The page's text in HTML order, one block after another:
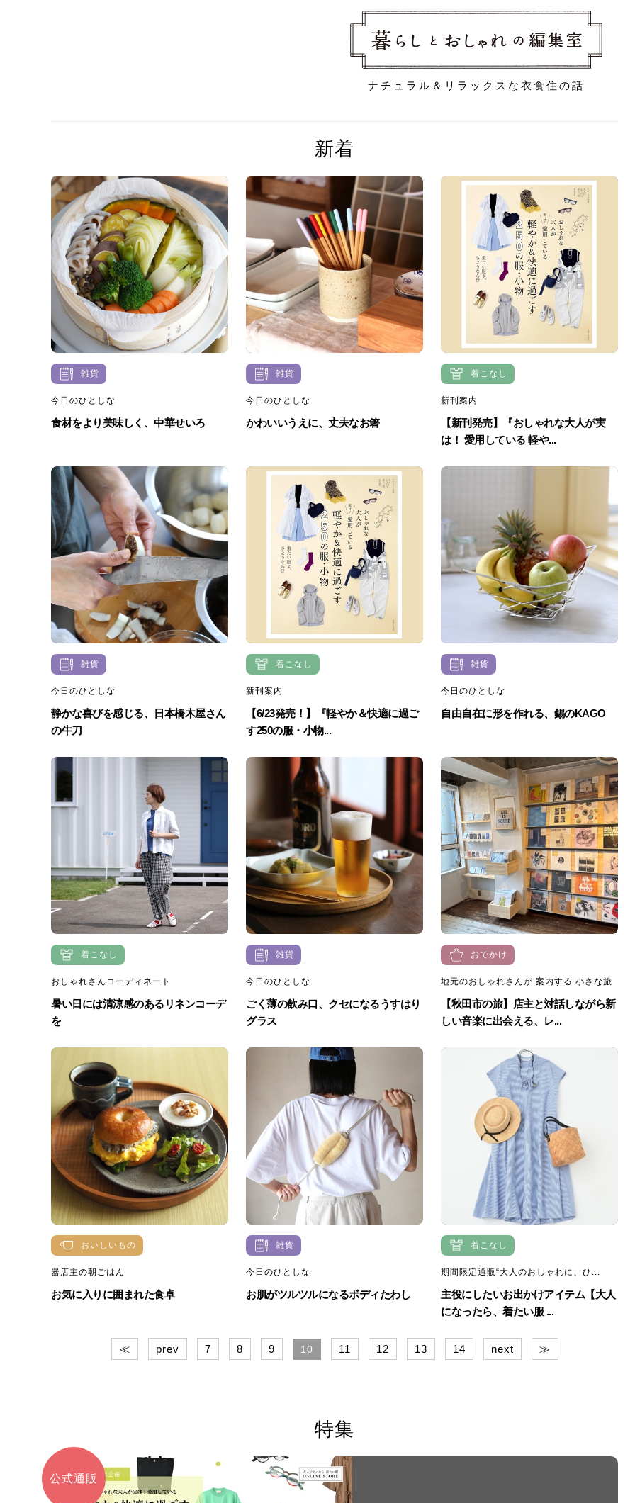
ナチュラル＆リラックスな衣食住の話
新着
雑貨
今日のひとしな
食材をより美味しく、中華せいろ
雑貨
今日のひとしな
かわいいうえに、丈夫なお箸
着こなし
新刊案内
【新刊発売】『おしゃれな大人が実
は！ 愛用している 軽や...
雑貨
今日のひとしな
静かな喜びを感じる、日本橋木屋さん
の牛刀
着こなし
新刊案内
【6/23発売！】『軽やか＆快適に過ご
す250の服・小物...
雑貨
今日のひとしな
自由自在に形を作れる、錫のKAGO
着こなし
おしゃれさんコーディネート
暑い日には清涼感のあるリネンコーデ
を
雑貨
今日のひとしな
ごく薄の飲み口、クセになるうすはり
グラス
おでかけ
地元のおしゃれさんが 案内する 小さな旅
【秋田市の旅】店主と対話しながら新
しい音楽に出会える、レ...
おいしいもの
器店主の朝ごはん
お気に入りに囲まれた食卓
雑貨
今日のひとしな
お肌がツルツルになるボディたわし
着こなし
期間限定通販“大人のおしゃれに、ひ...
主役にしたいお出かけアイテム【大人
になったら、着たい服 ...
≪ prev 7 8 9 10 11 12 13 14 next ≫
特集
公式通販